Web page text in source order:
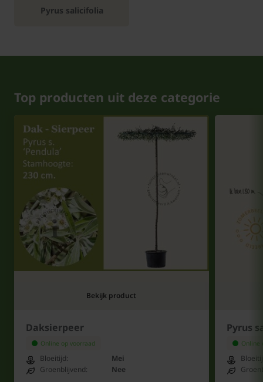
Pyrus salicifolia
Top producten uit deze categorie
Bekijk product
Daksierpeer
Online op voorraad
Bloeitijd:
Mei
Groenblijvend:
Nee
Pyrus
Online